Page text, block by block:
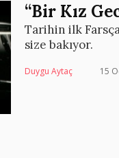
“Bir Kız
Tarihin ilk
size bakıyor.
Duygu Aytaç 15